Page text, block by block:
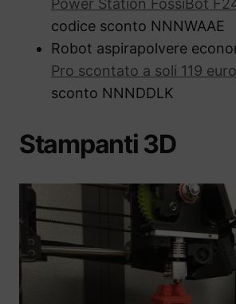
Power Station FossiBot
codice sconto NNNWAAE
Robot aspirapolvere
Pro scontato a soli 119 euro
sconto NNNDDLK
Stampanti 3D